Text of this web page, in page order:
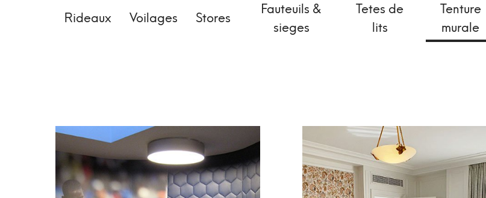
Rideaux Voilages Stores
Fauteuils &
sieges
Tetes de
lits
Tenture
murale